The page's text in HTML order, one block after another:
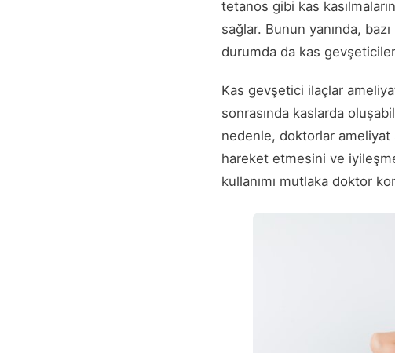
tetanos gibi kas
sağlar. Bunun yanında,
durumda da kas
Kas gevşetici ilaçlar
sonrasında kaslarda
nedenle, doktorlar ameliyat
hareket etmesini ve
kullanımı mutlaka doktor